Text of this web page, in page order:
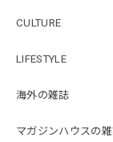
CULTURE
LIFESTYLE
海外の雑誌
マガジンハウスの